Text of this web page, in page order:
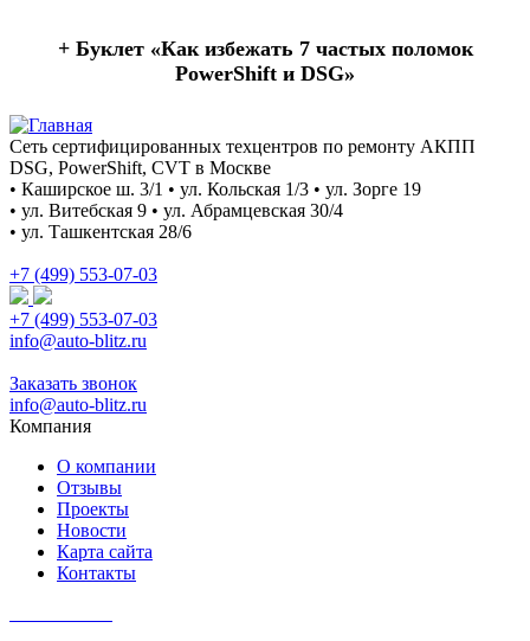
+ Буклет «Как избежать 7 частых поломок
PowerShift и DSG»
Сеть сертифицированных техцентров по ремонту АКПП
DSG, PowerShift, CVT в Москве
• Каширское ш. 3/1 • ул. Кольская 1/3 • ул. Зорге 19
• ул. Витебская 9 • ул. Абрамцевская 30/4
• ул. Ташкентская 28/6
+7 (499) 553-07-03
+7 (499) 553-07-03
info@auto-blitz.ru
Заказать звонок
info@auto-blitz.ru
Компания
О компании
Отзывы
Проекты
Новости
Карта сайта
Контакты